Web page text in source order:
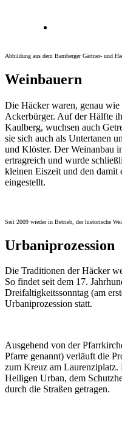
Abbildung aus dem Bamberger Gärtner- und
Weinbauern
Die Häcker waren, genau wie
Ackerbürger. Auf der Hälfte
Kaulberg, wuchsen auch
sie sich auch als Untertanen
und Klöster. Der Weinanbau
ertragreich und wurde
kleinen Eiszeit und den damit
eingestellt.
Seit 2009 wieder in Betrieb, der historische
Urbaniprozession
Die Traditionen der Häcker
So findet seit dem 17.
Dreifaltigkeitssonntag (am
Urbaniprozession statt.
Ausgehend von der
Pfarre genannt) verläuft die
zum Kreuz am
Heiligen Urban, dem
durch die Straßen getragen.